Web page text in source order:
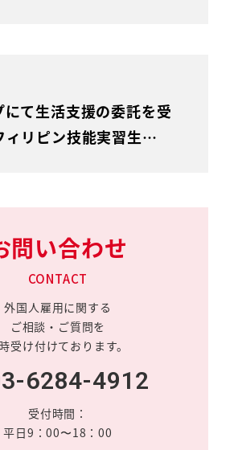
にて生活支援の委託を受
ィリピン技能実習生…
問い合わせ
CONTACT
外国人雇用に関する
ご相談・ご質問を
受け付けております。
6284-4912
受付時間：
平日9：00〜18：00